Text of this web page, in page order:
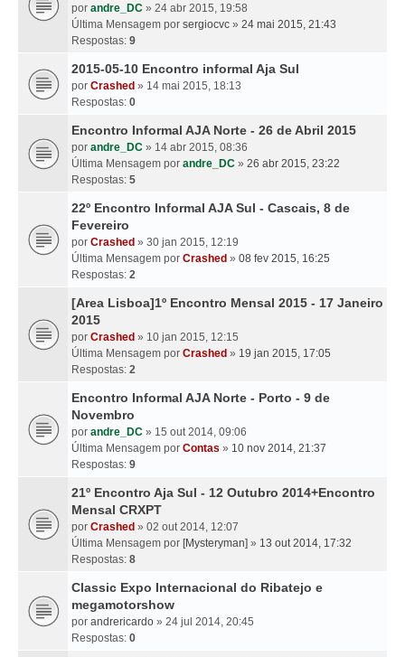
por andre_DC » 24 abr 2015, 19:58
Última Mensagem por sergiocvc » 24 mai 2015, 21:43
Respostas: 9
2015-05-10 Encontro informal Aja Sul
por Crashed » 14 mai 2015, 18:13
Respostas: 0
Encontro Informal AJA Norte - 26 de Abril 2015
por andre_DC » 14 abr 2015, 08:36
Última Mensagem por andre_DC » 26 abr 2015, 23:22
Respostas: 5
22º Encontro Informal AJA Sul - Cascais, 8 de
Fevereiro
por Crashed » 30 jan 2015, 12:19
Última Mensagem por Crashed » 08 fev 2015, 16:25
Respostas: 2
[Area Lisboa]1º Encontro Mensal 2015 - 17 Janeiro
2015
por Crashed » 10 jan 2015, 12:15
Última Mensagem por Crashed » 19 jan 2015, 17:05
Respostas: 2
Encontro Informal AJA Norte - Porto - 9 de
Novembro
por andre_DC » 15 out 2014, 09:06
Última Mensagem por Contas » 10 nov 2014, 21:37
Respostas: 9
21º Encontro Aja Sul - 12 Outubro 2014+Encontro
Mensal CRXPT
por Crashed » 02 out 2014, 12:07
Última Mensagem por [Mysteryman] » 13 out 2014, 17:32
Respostas: 8
Classic Expo Internacional do Ribatejo e
megamotorshow
por andrericardo » 24 jul 2014, 20:45
Respostas: 0